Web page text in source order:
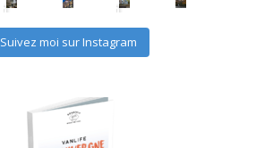
Suivez moi sur Instagram